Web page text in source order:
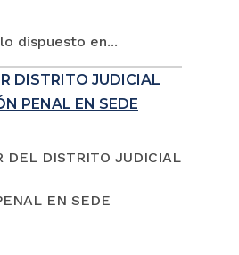
dispuesto en...
DISTRITO JUDICIAL
PENAL EN SEDE
DEL DISTRITO JUDICIAL
EN SEDE